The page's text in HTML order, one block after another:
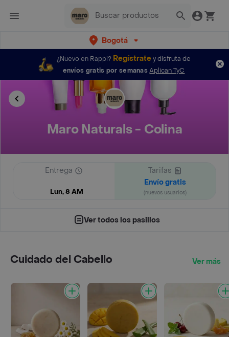
Bogotá
¿Nuevo en Rappi? Regístratey disfruta de
envíos gratis por semanas Aplican TyC
Maro Naturals - Colina
Entrega
Lun, 8 AM
Tarifas
Envío gratis
(nuevos usuarios)
Ver todos los pasillos
Cuidado del Cabello Ver más